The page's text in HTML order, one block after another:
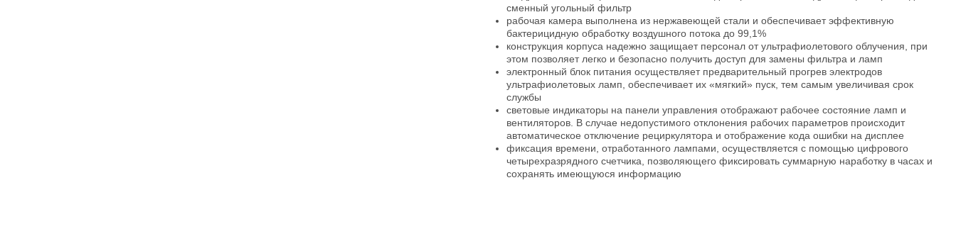
сменный угольный фильтр
рабочая камера выполнена из нержавеющей стали и обеспечивает эффективную
бактерицидную обработку воздушного потока до 99,1%
конструкция корпуса надежно защищает персонал от ультрафиолетового облучения, при
этом позволяет легко и безопасно получить доступ для замены фильтра и ламп
электронный блок питания осуществляет предварительный прогрев электродов
ультрафиолетовых ламп, обеспечивает их «мягкий» пуск, тем самым увеличивая срок
службы
световые индикаторы на панели управления отображают рабочее состояние ламп и
вентиляторов. В случае недопустимого отклонения рабочих параметров происходит
автоматическое отключение рециркулятора и отображение кода ошибки на дисплее
фиксация времени, отработанного лампами, осуществляется с помощью цифрового
четырехразрядного счетчика, позволяющего фиксировать суммарную наработку в часах и
сохранять имеющуюся информацию